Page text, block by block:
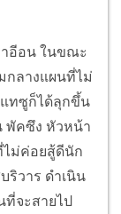
อีอน ในขณะ
ลางแผนที่ไม่
ทซูก็ได้ลุกขึ้น
พัคซึง หัวหน้า
ไม่ค่อยสู้ดีนัก
ริวาร ดำเนิน
จะสายไป